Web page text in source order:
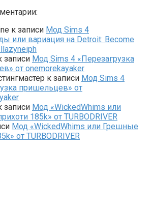
к записи Мод Sims 4
или вариация на Detroit: Become
llazyneiph
записи Мод Sims 4 «Перезагрузка
от onemorekayaker
к записи Мод Sims 4
пришельцев» от
записи Мод «WickedWhims или
185k» от TURBODRIVER
Мод «WickedWhims или Грешные
от TURBODRIVER